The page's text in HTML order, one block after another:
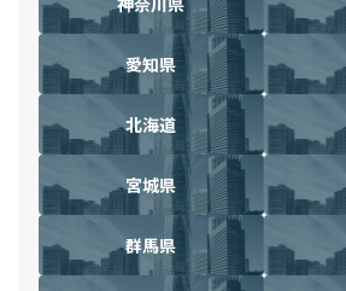
愛知県
北海道
宮城県
群馬県